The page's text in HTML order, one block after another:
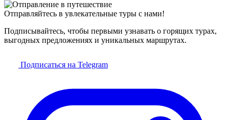
Отправляйтесь в увлекательные туры с нами!
Подписывайтесь, чтобы первыми узнавать о горящих турах,
выгодных предложениях и уникальных маршрутах.
Подписаться на Telegram